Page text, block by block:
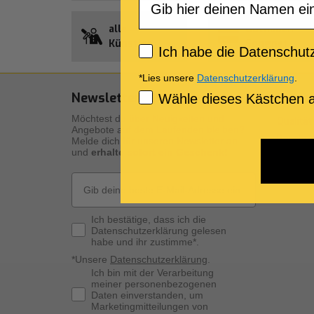
alle
Künstler
Guthaben
Newsletter Abonnement
Möchtest du über Neuigkeiten und
Angebote auf dem Laufenden bleiben?
Melde dich für unseren Newsletter an
und erhalte sofort ein Geschenk!
Privacy Policy
Ich bestätige, dass ich die
Datenschutzerklärung gelesen
habe und ihr zustimme*.
*Unsere Datenschutzerklärung
Consenso Marketing
Ich bin mit der Verarbeitung
meiner personenbezogenen
Daten einverstanden, um
Marketingmitteilungen von
Die
Privacy policy
Ich habe die
*Lies unsere Datenschutzerklärung
Consenso Marketing
Wähle dieses Kästchen